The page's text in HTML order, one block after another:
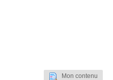
Mon contenu